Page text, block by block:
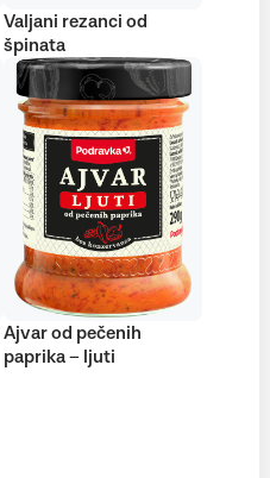
Valjani rezanci od
špinata
Ajvar od pečenih
paprika – ljuti